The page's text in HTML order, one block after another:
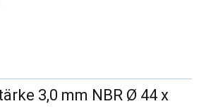
3,0 mm NBR Ø 44 x